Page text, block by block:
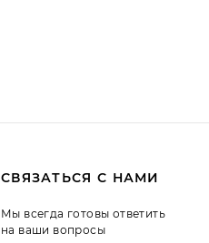
СВЯЗАТЬСЯ С НАМИ
Мы всегда готовы ответить
на ваши вопросы